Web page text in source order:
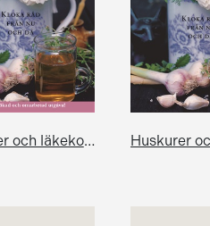
Huskurer och läkekonster